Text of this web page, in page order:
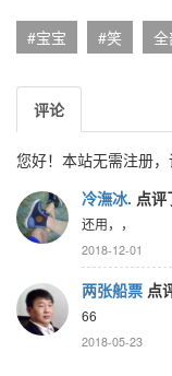
#宝宝 #笑 全
评论
您好！本站无需注册
冷潕冰. 点评
还用，，
2018-12-01
两张船票 点
66
2018-05-23